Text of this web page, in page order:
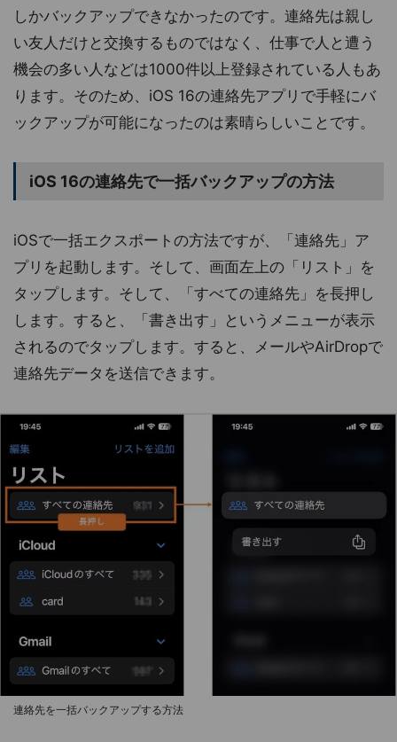
しかバックアップできなかったのです。連絡先は親し
い友人だけと交換するものではなく、仕事で人と遭う
機会の多い人などは1000件以上登録されている人もあ
ります。そのため、iOS 16の連絡先アプリで手軽にバ
ックアップが可能になったのは素晴らしいことです。
iOS 16の連絡先で一括バックアップの方法
iOSで一括エクスポートの方法ですが、「連絡先」ア
プリを起動します。そして、画面左上の「リスト」を
タップします。そして、「すべての連絡先」を長押し
します。すると、「書き出す」というメニューが表示
されるのでタップします。すると、メールやAirDropで
連絡先データを送信できます。
連絡先を一括バックアップする方法